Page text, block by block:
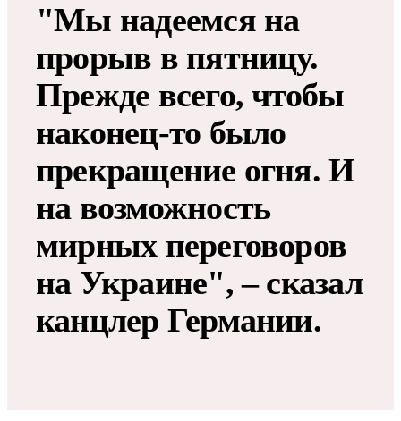
"Мы надеемся на
прорыв в пятницу.
Прежде всего, чтобы
наконец-то было
прекращение огня. И
на возможность
мирных переговоров
на Украине", – сказал
канцлер Германии.